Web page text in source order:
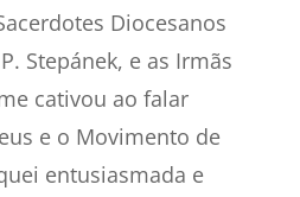
Diocesanos
Stepánek, e as Irmãs
cativou ao falar
e o Movimento de
entusiasmada e